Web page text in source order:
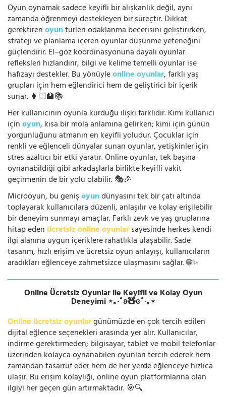
Oyun oynamak sadece keyifli bir alışkanlık değil, aynı
zamanda öğrenmeyi destekleyen bir süreçtir. Dikkat
gerektirenoyuntürleri odaklanma becerisini geliştirirken,
strateji ve planlama içeren oyunlar düşünme yeteneğini
güçlendirir. El–göz koordinasyonuna dayalı oyunlar
refleksleri hızlandırır, bilgi ve kelime temelli oyunlar ise
hafızayı destekler. Bu yönüyleonline oyunlar, farklı yaş
grupları için hem eğlendirici hem de geliştirici bir içerik
sunar. 👩🏻‍🏫📚
Her kullanıcının oyunla kurduğu ilişki farklıdır. Kimi kullanıcı
içinoyun, kısa bir mola anlamına gelirken; kimi için günün
yorgunluğunu atmanın en keyifli yoludur. Çocuklar için
renkli ve eğlenceli dünyalar sunan oyunlar, yetişkinler için
stres azaltıcı bir etki yaratır. Online oyunlar, tek başına
oynanabildiği gibi arkadaşlarla birlikte keyifli vakit
geçirmenin de bir yolu olabilir. 🎭🎉
Microoyun, bu genişoyundünyasını tek bir çatı altında
toplayarak kullanıcılara düzenli, anlaşılır ve kolay erişilebilir
bir deneyim sunmayı amaçlar. Farklı zevk ve yaş gruplarına
hitap eden ücretsiz online oyunlarsayesinde herkes kendi
ilgi alanına uygun içeriklere rahatlıkla ulaşabilir. Sade
tasarım, hızlı erişim ve ücretsiz oyun anlayışı, kullanıcıların
aradıkları eğlenceye zahmetsizce ulaşmasını sağlar. 🌐✨
Online Ücretsiz Oyunlar ile Keyifli ve Kolay Oyun
Deneyimi ⋆｡‧˚ʚ🧸ɞ˚‧｡⋆
Online ücretsiz oyunlargünümüzde en çok tercih edilen
dijital eğlence seçenekleri arasında yer alır. Kullanıcılar,
indirme gerektirmeden; bilgisayar, tablet ve mobil telefonlar
üzerinden kolayca oynanabilen oyunları tercih ederek hem
zamandan tasarruf eder hem de her yerde eğlenceye hızlıca
ulaşır. Bu erişim kolaylığı, online oyun platformlarına olan
ilgiyi her geçen gün artırmaktadır. 🎯🔍